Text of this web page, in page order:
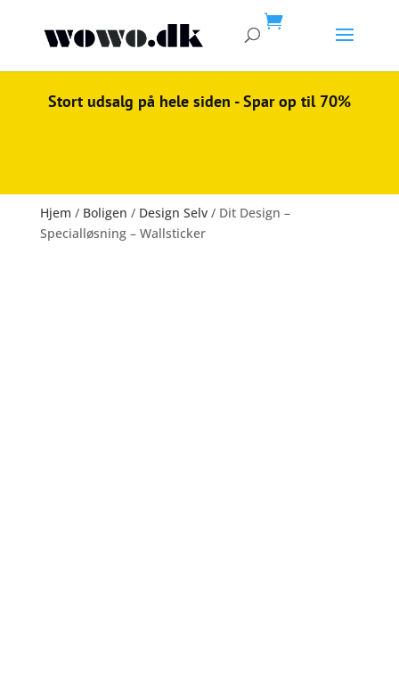

Stort udsalg på hele siden - Spar op til 70%
Hjem / Boligen / Design Selv/ Dit Design –
Specialløsning – Wallsticker